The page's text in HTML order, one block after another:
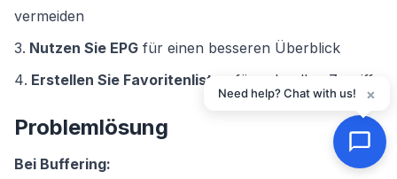
vermeiden
Nutzen Sie EPG für einen besseren Überblick
Erstellen Sie Favoritenlisten
für schnellen Zugriff
Problemlösung
Bei Buffering:
Need help? Chat with us! ×